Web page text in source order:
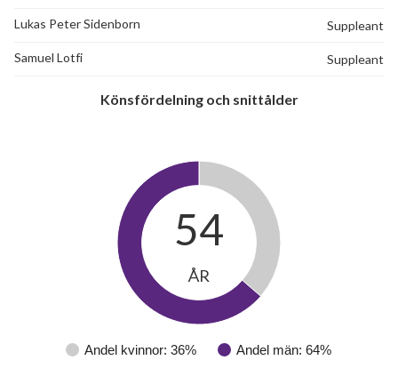
Lukas Peter Sidenborn Suppleant
Samuel Lotfi Suppleant
Könsfördelning och snittålder
Andel kvinnor: 36% Andel män: 64%
54
ÅR